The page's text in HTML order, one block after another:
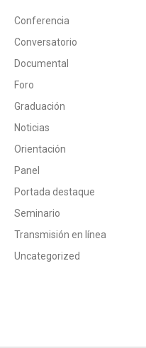
Conferencia
Conversatorio
Documental
Foro
Graduación
Noticias
Orientación
Panel
Portada destaque
Seminario
Transmisión en línea
Uncategorized